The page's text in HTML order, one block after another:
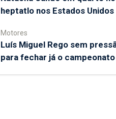
heptatlo nos Estados Unidos
Motores
Luís Miguel Rego sem
para fechar já o campeonato